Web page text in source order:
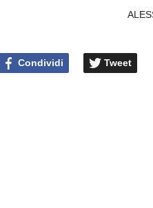
Condividi Tweet